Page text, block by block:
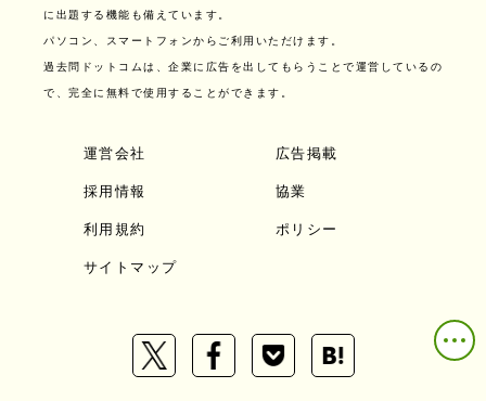
に出題する機能も備えています。
パソコン、スマートフォンからご利用いただけます。
過去問ドットコムは、企業に広告を出してもらうことで運営しているの
で、完全に無料で使用することができます。
運営会社 広告掲載
採用情報 協業
利用規約 ポリシー
サイトマップ